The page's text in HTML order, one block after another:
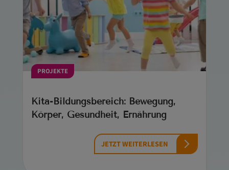
PROJEKTE
Kita-Bildungsbereich: Bewegung,
Körper, Gesundheit, Ernährung
JETZT WEITERLESEN